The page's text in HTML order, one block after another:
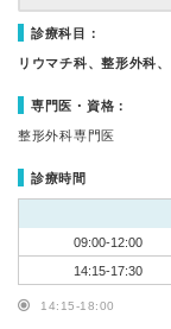
診療科目：
リウマチ科、整形外科
専門医・資格：
整形外科専門医
診療時間
09:00-12:00
14:15-17:30
14:15-18:00